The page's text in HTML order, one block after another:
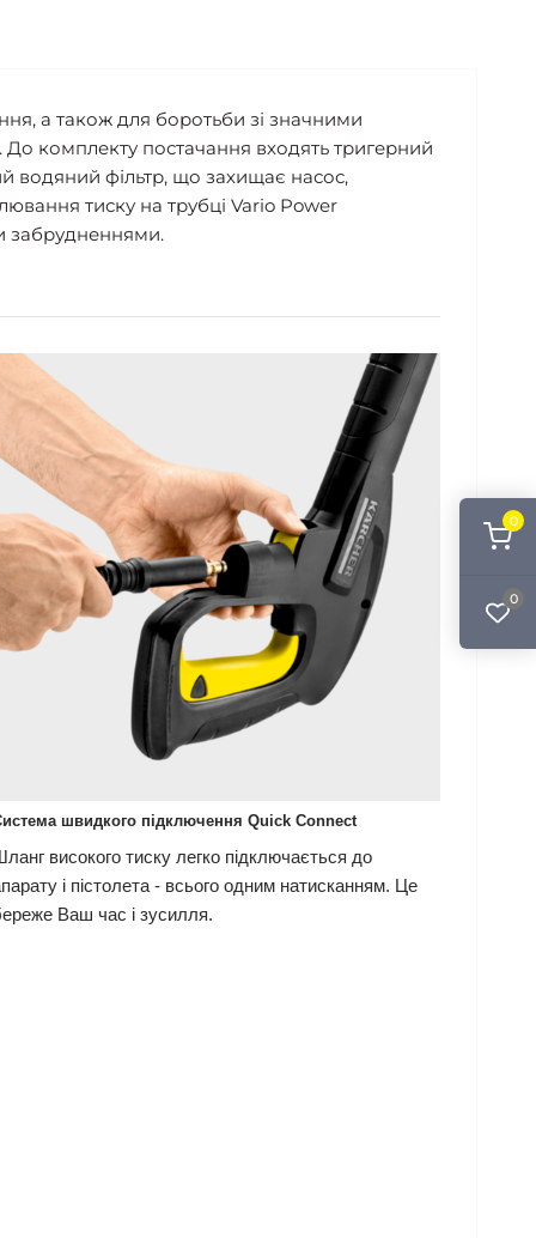
0
0
а також для боротьби зі значними
комплекту постачання входять тригерний
водяний фільтр, що захищає насос,
тиску на трубці Vario Power
забрудненнями.
швидкого підключенняQuick Connect
високого тиску легко підключається до
і пістолета - всього одним натисканням. Це
Ваш час і зусилля.